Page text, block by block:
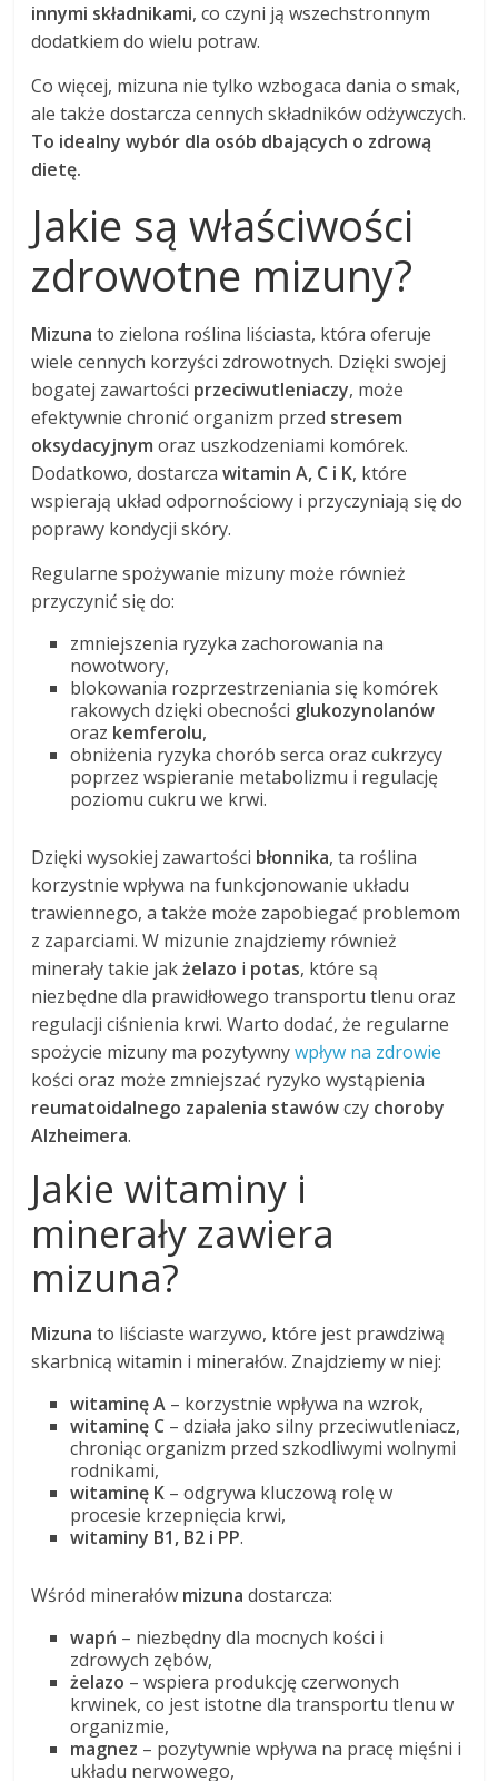
innymi składnikami, co czyni ją wszechstronnym
dodatkiem do wielu potraw.
Co więcej, mizuna nie tylko wzbogaca dania o smak,
ale także dostarcza cennych składników odżywczych.
To idealny wybór dla osób dbających o zdrową
dietę.
Jakie są właściwości
zdrowotne mizuny?
Mizuna to zielona roślina liściasta, która oferuje
wiele cennych korzyści zdrowotnych. Dzięki swojej
bogatej zawartości przeciwutleniaczy, może
efektywnie chronić organizm przed stresem
oksydacyjnym oraz uszkodzeniami komórek.
Dodatkowo, dostarczawitamin A, C i K, które
wspierają układ odpornościowy i przyczyniają się do
poprawy kondycji skóry.
Regularne spożywanie mizuny może również
przyczynić się do:
zmniejszenia ryzyka zachorowania na
nowotwory,
blokowania rozprzestrzeniania się komórek
rakowych dzięki obecności glukozynolanów
oraz kemferolu,
obniżenia ryzyka chorób serca oraz cukrzycy
poprzez wspieranie metabolizmu i regulację
poziomu cukru we krwi.
Dzięki wysokiej zawartości błonnika, ta roślina
korzystnie wpływa na funkcjonowanie układu
trawiennego, a także może zapobiegać problemom
z zaparciami. W mizunie znajdziemy również
minerały takie jakżelazo i potas, które są
niezbędne dla prawidłowego transportu tlenu oraz
regulacji ciśnienia krwi. Warto dodać, że regularne
spożycie mizuny ma pozytywnywpływ na zdrowie
kości oraz może zmniejszać ryzyko wystąpienia
reumatoidalnego zapalenia stawówczy choroby
Alzheimera.
Jakie witaminy i
minerały zawiera
mizuna?
Mizuna to liściaste warzywo, które jest prawdziwą
skarbnicą witamin i minerałów. Znajdziemy w niej:
witaminę A – korzystnie wpływa na wzrok,
witaminę C – działa jako silny przeciwutleniacz,
chroniąc organizm przed szkodliwymi wolnymi
rodnikami,
witaminę K – odgrywa kluczową rolę w
procesie krzepnięcia krwi,
witaminy B1, B2 i PP.
Wśród minerałów mizuna dostarcza:
wapń – niezbędny dla mocnych kości i
zdrowych zębów,
żelazo – wspiera produkcję czerwonych
krwinek, co jest istotne dla transportu tlenu w
organizmie,
magnez – pozytywnie wpływa na pracę mięśni i
układu nerwowego,